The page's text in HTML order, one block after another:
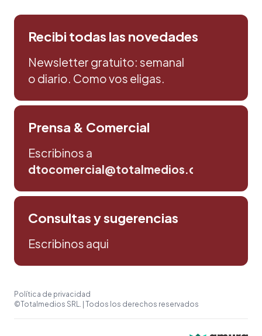
Recibi todas las novedades
Newsletter gratuito: semanal
o diario. Como vos eligas.
Prensa & Comercial
Escribinos a
dtocomercial@totalmedios.com
Consultas y sugerencias
Escribinos aqui
Política de privacidad
©Totalmedios SRL. | Todos los derechos reservados